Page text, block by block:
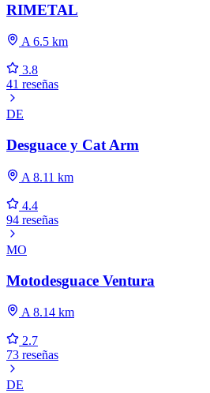
RIMETAL
A 6.5 km
3.8
41 reseñas
DE
Desguace y Cat Arm
A 8.11 km
4.4
94 reseñas
MO
Motodesguace Ventura
A 8.14 km
2.7
73 reseñas
DE